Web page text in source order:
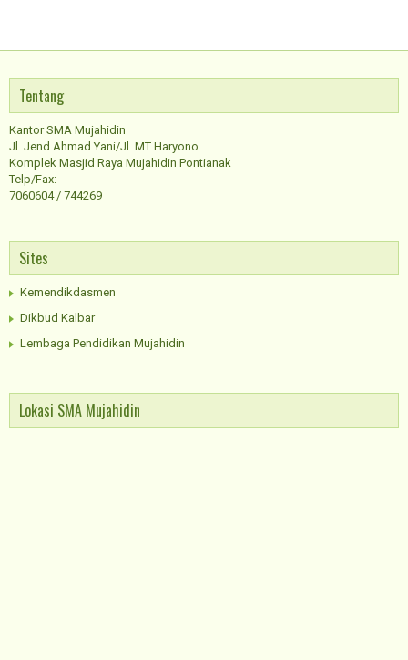
Tentang
Kantor SMA Mujahidin
Jl. Jend Ahmad Yani/Jl. MT Haryono
Komplek Masjid Raya Mujahidin Pontianak
Telp/Fax:
7060604 / 744269
Sites
Kemendikdasmen
Dikbud Kalbar
Lembaga Pendidikan Mujahidin
Lokasi SMA Mujahidin